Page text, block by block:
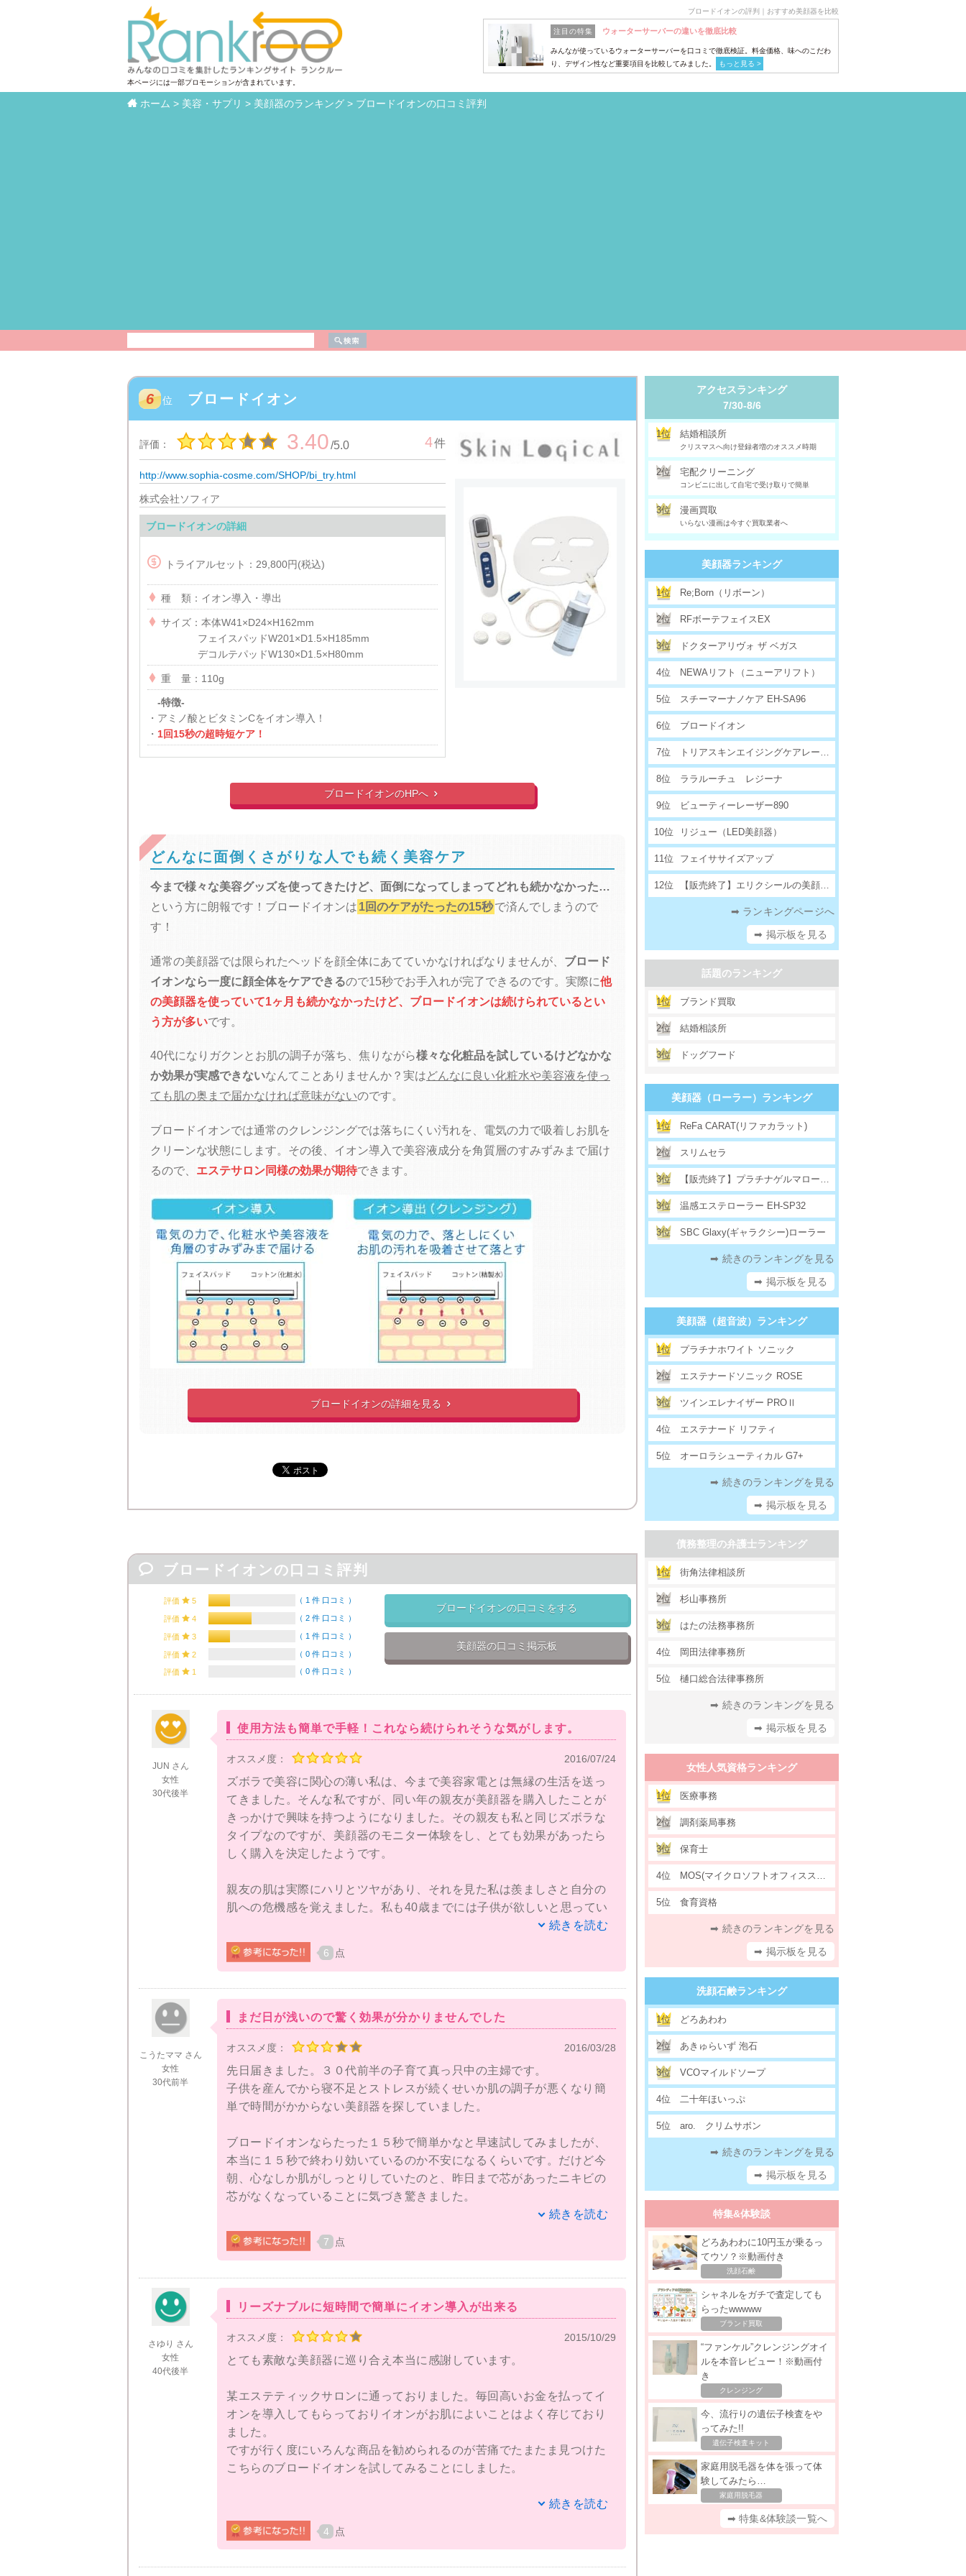
本ページには一部プロモーションが含まれています。
ブロードイオンの評判｜おすすめ美顔器を比較
注目の特集 ウォーターサーバーの違いを徹底比較
みんなが使っているウォーターサーバーを口コミで徹底検証。料金価格、味へのこだわ
り、デザイン性など重要項目を比較してみました。
もっと見る >
 ホーム > 美容・サプリ > 美顔器のランキング > ブロードイオンの口コミ評判
6 位 ブロードイオン
評価： 3.40/5.0 4件
http://www.sophia-cosme.com/SHOP/bi_try.html
株式会社ソフィア
ブロードイオンの詳細
 トライアルセット：29,800円(税込)
 種 類：イオン導入・導出
 サイズ：本体W41×D24×H162mm
フェイスパッドW201×D1.5×H185mm
デコルテパッドW130×D1.5×H80mm
 重 量：110g
-特徴-
・アミノ酸とビタミンCをイオン導入！
・ 1回15秒の超時短ケア！
ブロードイオンのHPへ 
どんなに面倒くさがりな人でも続く美容ケア
今まで様々な美容グッズを使ってきたけど、面倒になってしまってどれも続かなかった…
という方に朗報です！ブロードイオンは 1回のケアがたったの15秒で済んでしまうので
す！
通常の美顔器では限られたヘッドを顔全体にあてていかなければなりませんが、 ブロード
イオンなら一度に顔全体をケアできるので15秒でお手入れが完了できるのです。実際に他
の美顔器を使っていて1ヶ月も続かなかったけど、ブロードイオンは続けられているとい
う方が多いです。
40代になりガクンとお肌の調子が落ち、焦りながら様々な化粧品を試しているけどなかな
か効果が実感できないなんてことありませんか？実はどんなに良い化粧水や美容液を使っ
ても肌の奥まで届かなければ意味がないのです。
ブロードイオンでは通常のクレンジングでは落ちにくい汚れを、電気の力で吸着しお肌を
クリーンな状態にします。その後、イオン導入で美容液成分を角質層のすみずみまで届け
るので、 エステサロン同様の効果が期待できます。
ブロードイオンの詳細を見る 
 ブロードイオンの口コミ評判
評価 5 （ 1 件 口コミ ）
評価 4 （ 2 件 口コミ ）
評価 3 （ 1 件 口コミ ）
評価 2 （ 0 件 口コミ ）
評価 1 （ 0 件 口コミ ）
ブロードイオンの口コミをする
美顔器の口コミ掲示板
JUN さん
女性
30代後半
使用方法も簡単で手軽！これなら続けられそうな気がします。
オススメ度： 2016/07/24
ズボラで美容に関心の薄い私は、今まで美容家電とは無縁の生活を送っ
てきました。そんな私ですが、同い年の親友が美顔器を購入したことが
きっかけで興味を持つようになりました。その親友も私と同じズボラな
タイプなのですが、美顔器のモニター体験をし、とても効果があったら
しく購入を決定したようです。
親友の肌は実際にハリとツヤがあり、それを見た私は羨ましさと自分の
肌への危機感を覚えました。私も40歳までには子供が欲しいと思ってい
るのですが、子供の為にもキレイなママを目指したいという思いもあり
ます。
ードイオンは、フェイスバッド装着で、一回でケアが終わり、簡単そう
だったので興味を持ちました。口コミでも「ブロードイオンなら続けら
れる」と書く人が多く、一度挑戦してみたいという気持ちになりまし
た。
人生初の美顔器に、最初は使い方を把握するのが大変でしたが、一度使
ってみると、予想以上に簡単で驚きました。更にイオン導入が約30秒程
安になる位です。それでも、使用後は顔全体がしっとりしている気がし
ます。フェイスパッド式なので、均一にイオンが導入できるところがブ
ロードイオンの強みだと思います。
使用後、約1ヶ月経ちますが、まずズボラな私が続けていることに家族を
始め、自分自身とても驚いています。こんなに簡単に使用できるブロー
ドイオンなら、今後も続けていけそうです！
続きを読む
6 点
こうたママ さん
女性
30代前半
まだ日が浅いので驚く効果が分かりませんでした
オススメ度： 2016/03/28
先日届きました。３０代前半の子育て真っ只中の主婦です。
子供を産んでから寝不足とストレスが続くせいか肌の調子が悪くなり簡
単で時間がかからない美顔器を探していました。
ブロードイオンならたった１５秒で簡単かなと早速試してみましたが、
本当に１５秒で終わり効いているのか不安になるくらいです。だけど今
朝、心なしか肌がしっとりしていたのと、昨日まで芯があったニキビの
芯がなくなっていることに気づき驚きました。
お肌にはイオン導入がよいとは知っていましたがエステにしかない機能
だと思っていたのでこんなに安くでゲットできてよかったと思っていま
他の美顔器と違ってブロードイオンは全身にも使えるのが嬉しいです。
顔も１５秒ですべてのケアが終わるので私は顔と首と腕のケアを頑張る
ことにしました。全部やっても１分かからないので子育てで忙しい私に
は本当に楽で助かっています。
まだ使って日が浅いのでこれから毎日続けてキレイなママでいたいと思
います。
続きを読む
7 点
さゆり さん
女性
40代後半
リーズナブルに短時間で簡単にイオン導入が出来る
オススメ度： 2015/10/29
とても素敵な美顔器に巡り合え本当に感謝しています。
某エステティックサロンに通っておりました。毎回高いお金を払ってイ
オンを導入してもらっておりイオンがお肌によいことはよく存じており
ました。
ですが行く度にいろんな商品を勧められるのが苦痛でたまたま見つけた
こちらのブロードイオンを試してみることにしました。
たったの１５秒でイオンが導入できているのか半信半疑になりながらも
毎朝晩２か月間試してみました。
まだ２か月ですが、今までエステで行っていたイオン導入同様の効果が
続きを読む
4 点
アクセスランキング
7/30-8/6
1位 結婚相談所
クリスマスへ向け登録者増のオススメ時期
2位 宅配クリーニング
コンビニに出して自宅で受け取りで簡単
3位 漫画買取
いらない漫画は今すぐ買取業者へ
美顔器ランキング
1位 Re;Born（リボーン）
2位 RFボーテフェイスEX
3位 ドクターアリヴォ ザ ベガス
4位 NEWAリフト（ニューアリフト）
5位 スチーマーナノケア EH-SA96
6位 ブロードイオン
7位
8位 ララルーチュ レジーナ
9位 ビューティーレーザー890
10位 リジュー（LED美顔器）
11位 フェイササイズアップ
12位
➡ ランキングページへ
➡ 掲示板を見る
話題のランキング
1位 ブランド買取
2位 結婚相談所
3位 ドッグフード
美顔器（ローラー）ランキング
1位 ReFa CARAT(リファカラット)
2位 スリムセラ
3位 【販売終了】プラチナゲルマローラープロ
3位 温感エステローラー EH-SP32
3位 SBC Glaxy(ギャラクシー)ローラー
➡ 続きのランキングを見る
➡ 掲示板を見る
美顔器（超音波）ランキング
1位 プラチナホワイト ソニック
2位 エステナードソニック ROSE
3位 ツインエレナイザー PROⅡ
4位 エステナード リフティ
5位 オーロラシューティカル G7+
➡ 続きのランキングを見る
➡ 掲示板を見る
債務整理の弁護士ランキング
1位 街角法律相談所
2位 杉山事務所
3位 はたの法務事務所
4位 岡田法律事務所
5位 樋口総合法律事務所
➡ 続きのランキングを見る
➡ 掲示板を見る
女性人気資格ランキング
1位 医療事務
2位 調剤薬局事務
3位 保育士
4位 MOS(マイクロソフトオフィススペシャリスト)
5位 食育資格
➡ 続きのランキングを見る
➡ 掲示板を見る
洗顔石鹸ランキング
1位 どろあわわ
2位 あきゅらいず 泡石
3位 VCOマイルドソープ
4位 二十年ほいっぷ
5位 aro. クリムサボン
➡ 続きのランキングを見る
➡ 掲示板を見る
特集&体験談
どろあわわに10円玉が乗るっ
てウソ？※動画付き
洗顔石鹸
シャネルをガチで査定しても
らったwwwww
ブランド買取
“ファンケル”クレンジングオイ
ルを本音レビュー！※動画付
き
クレンジング
今、流行りの遺伝子検査をや
ってみた!!
遺伝子検査キット
家庭用脱毛器を体を張って体
験してみたら…
家庭用脱毛器
➡ 特集&体験談一覧へ